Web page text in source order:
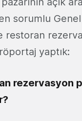
sorumlu Genel
restoran
yaptık:
rezervasyon